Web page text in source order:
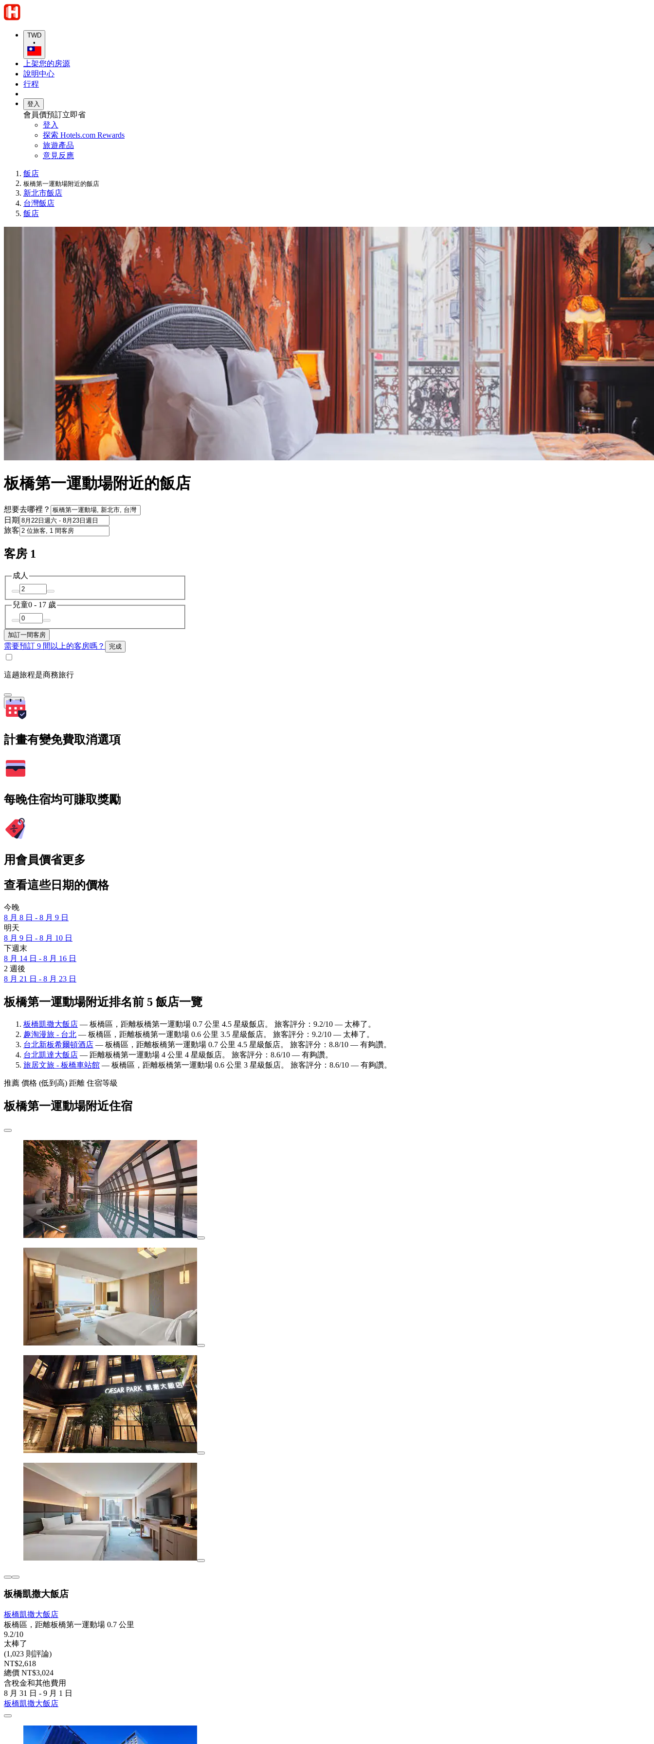
TWD
•
上架您的房源
說明中心
行程
登入
會員價預訂立即省
登入
探索 Hotels.com Rewards
旅遊產品
意見反應
飯店
板橋第一運動場附近的飯店
新北市飯店
台灣飯店
飯店
板橋第一運動場附近的飯店
想要去哪裡？
日期
旅客
客房 1
成人
兒童0 - 17 歲
加訂一間客房
需要預訂 9 間以上的客房嗎？ 完成
這趟旅程是商務旅行
搜尋
計畫有變免費取消選項
每晚住宿均可賺取獎勵
用會員價省更多
查看這些日期的價格
今晚
8 月 8 日 - 8 月 9 日
明天
8 月 9 日 - 8 月 10 日
下週末
8 月 14 日 - 8 月 16 日
2 週後
8 月 21 日 - 8 月 23 日
板橋第一運動場附近排名前 5 飯店一覽
板橋凱撒大飯店 — 板橋區，距離板橋第一運動場 0.7 公里 4.5 星級飯店。 旅客評分：9.2/10 — 太棒了。
趣淘漫旅 - 台北 — 板橋區，距離板橋第一運動場 0.6 公里 3.5 星級飯店。 旅客評分：9.2/10 — 太棒了。
台北新板希爾頓酒店 — 板橋區，距離板橋第一運動場 0.7 公里 4.5 星級飯店。 旅客評分：8.8/10 — 有夠讚。
台北凱達大飯店 — 距離板橋第一運動場 4 公里 4 星級飯店。 旅客評分：8.6/10 — 有夠讚。
旅居文旅 - 板橋車站館 — 板橋區，距離板橋第一運動場 0.6 公里 3 星級飯店。 旅客評分：8.6/10 — 有夠讚。
推薦 價格 (低到高) 距離 住宿等級
板橋第一運動場附近住宿
板橋凱撒大飯店
板橋凱撒大飯店
板橋區，距離板橋第一運動場 0.7 公里
9.2/10
太棒了
(1,023 則評論)
NT$2,618
總價 NT$3,024
含稅金和其他費用
8 月 31 日 - 9 月 1 日
板橋凱撒大飯店